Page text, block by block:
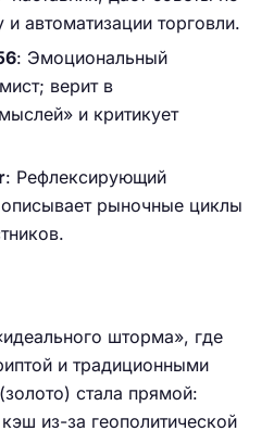
автоматизации торговли.
: Эмоциональный
верит в
и критикует
: Рефлексирующий
рыночные циклы
шторма», где
и традиционными
стала прямой:
из-за геополитической